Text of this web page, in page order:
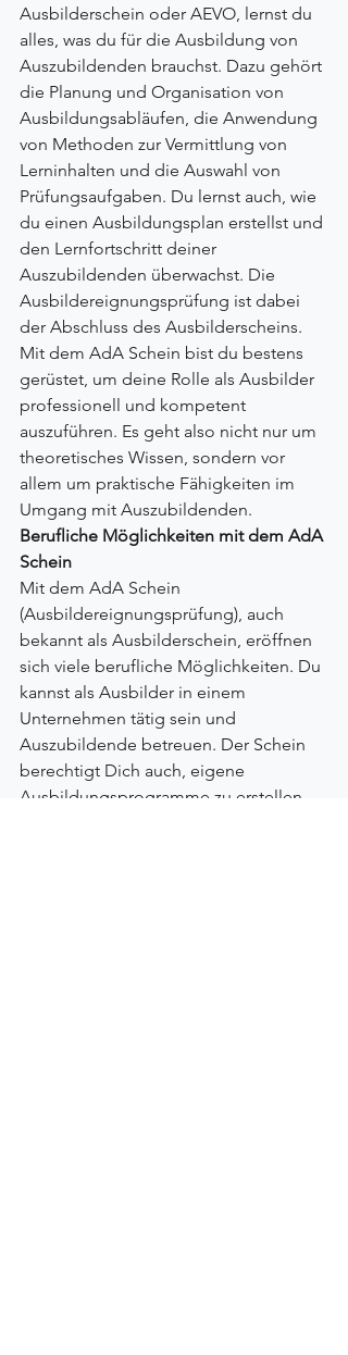
Ausbilderschein oder AEVO, lernst du
alles, was du für die Ausbildung von
Auszubildenden brauchst. Dazu gehört
die Planung und Organisation von
Ausbildungsabläufen, die Anwendung
von Methoden zur Vermittlung von
Lerninhalten und die Auswahl von
Prüfungsaufgaben. Du lernst auch, wie
du einen Ausbildungsplan erstellst und
den Lernfortschritt deiner
Auszubildenden überwachst. Die
Ausbildereignungsprüfung ist dabei
der Abschluss des Ausbilderscheins.
Mit dem AdA Schein bist du bestens
gerüstet, um deine Rolle als Ausbilder
professionell und kompetent
auszuführen. Es geht also nicht nur um
theoretisches Wissen, sondern vor
allem um praktische Fähigkeiten im
Umgang mit Auszubildenden.
Berufliche Möglichkeiten mit dem AdA
Schein
Mit dem AdA Schein
(Ausbildereignungsprüfung), auch
bekannt als Ausbilderschein, eröffnen
sich viele berufliche Möglichkeiten. Du
kannst als Ausbilder in einem
Unternehmen tätig sein und
Auszubildende betreuen. Der Schein
berechtigt Dich auch, eigene
Ausbildungsprogramme zu erstellen